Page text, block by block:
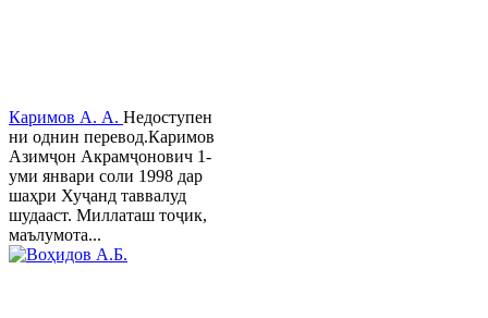
Каримов А. А. Недоступен
ни однин перевод.Каримов
Азимҷон Акрамҷонович 1-
уми январи соли 1998 дар
шаҳри Хуҷанд таввалуд
шудааст. Миллаташ тоҷик,
маълумота...